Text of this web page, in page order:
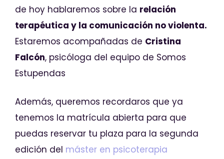
de hoy hablaremos sobre la relación
terapéutica y la comunicación no violenta.
Estaremos acompañadas de Cristina
Falcón, psicóloga del equipo de Somos
Estupendas
Además, queremos recordaros que ya
tenemos la matrícula abierta para que
puedas reservar tu plaza para la segunda
edición del máster en psicoterapia